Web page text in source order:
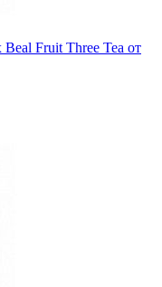
Fruit Three Tea от